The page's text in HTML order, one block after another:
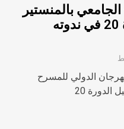
بالمنستير
يكشف عن تفاصيل الدورة 20 في ندوته
الدولي للمسرح
20